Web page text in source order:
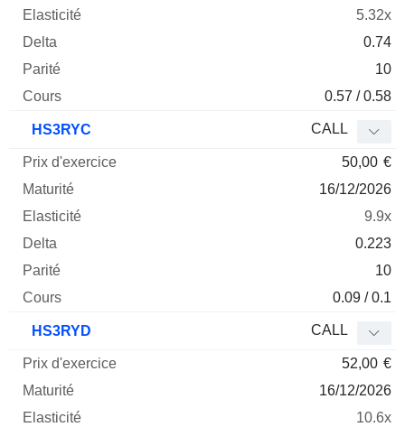
5.32x
0.74
10
0.57 / 0.58
HS3RYC CALL
50,00 €
16/12/2026
9.9x
0.223
10
0.09 / 0.1
HS3RYD CALL
52,00 €
16/12/2026
10.6x